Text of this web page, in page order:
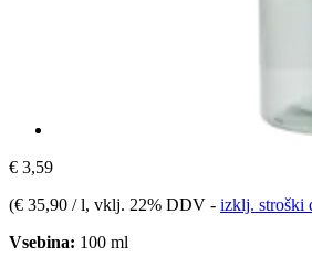
€ 3,59
(€ 35,90 / l, vklj. 22% DDV - izklj. stroški
Vsebina: 100 ml